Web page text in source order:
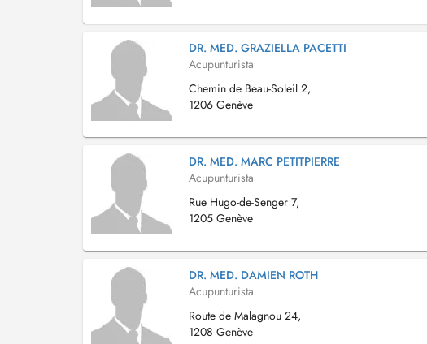
DR. MED. GRAZIELLA PACETTI
Acupunturista
Chemin de Beau-Soleil 2,
1206 Genève
DR. MED. MARC PETITPIERRE
Acupunturista
Rue Hugo-de-Senger 7,
1205 Genève
DR. MED. DAMIEN ROTH
Acupunturista
Route de Malagnou 24,
1208 Genève